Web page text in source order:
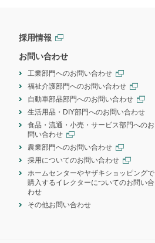
採用情報
お問い合わせ
工業部門へのお問い合わせ
福祉介護部門へのお問い合わせ
自動車部品部門へのお問い合わせ
生活用品・DIY部門へのお問い合わせ
食品・流通・小売・サービス部門へのお
問い合わせ
農業部門へのお問い合わせ
採用についてのお問い合わせ
ホームセンターやヤザキショッピングで
購入するイレクターについてのお問い合
わせ
その他お問い合わせ